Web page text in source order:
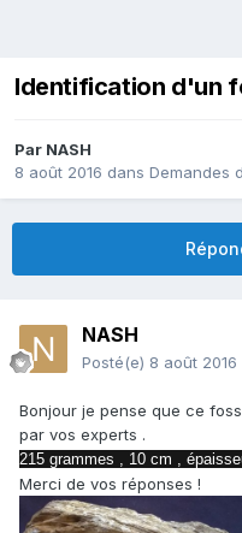
Identification d'un
Par NASH
8 août 2016 dans Demandes
NASH
Posté(e) 8 août 2016
Bonjour je pense que ce
par vos experts .
215 grammes , 10 cm ,
Merci de vos réponses !